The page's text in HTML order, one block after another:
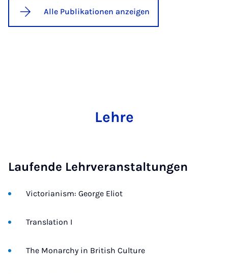
Alle Publikationen anzeigen
Lehre
Laufende Lehrveranstaltungen
Victorianism: George Eliot
Translation I
The Monarchy in British Culture